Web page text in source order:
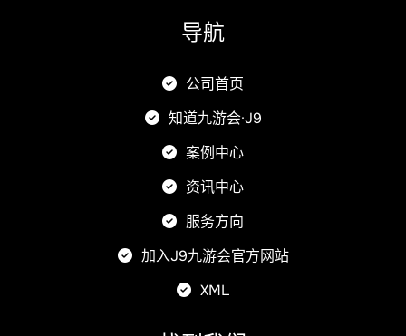
导航
公司首页
知道九游会·J9
案例中心
资讯中心
服务方向
加入J9九游会官方网站
XML